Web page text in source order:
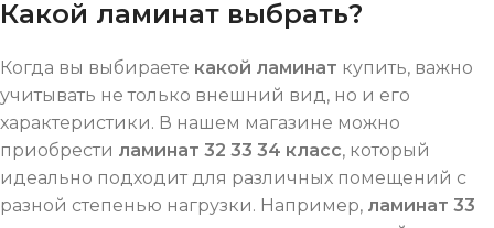
Какой ламинат выбрать?
Когда вы выбираете какой ламинат купить, важно
учитывать не только внешний вид, но и его
характеристики. В нашем магазине можно
приобрести ламинат 32 33 34 класс, который
идеально подходит для различных помещений с
разной степенью нагрузки. Например, ламинат 33